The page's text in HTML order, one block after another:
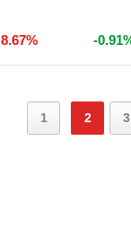
8.67% -
1 2 3